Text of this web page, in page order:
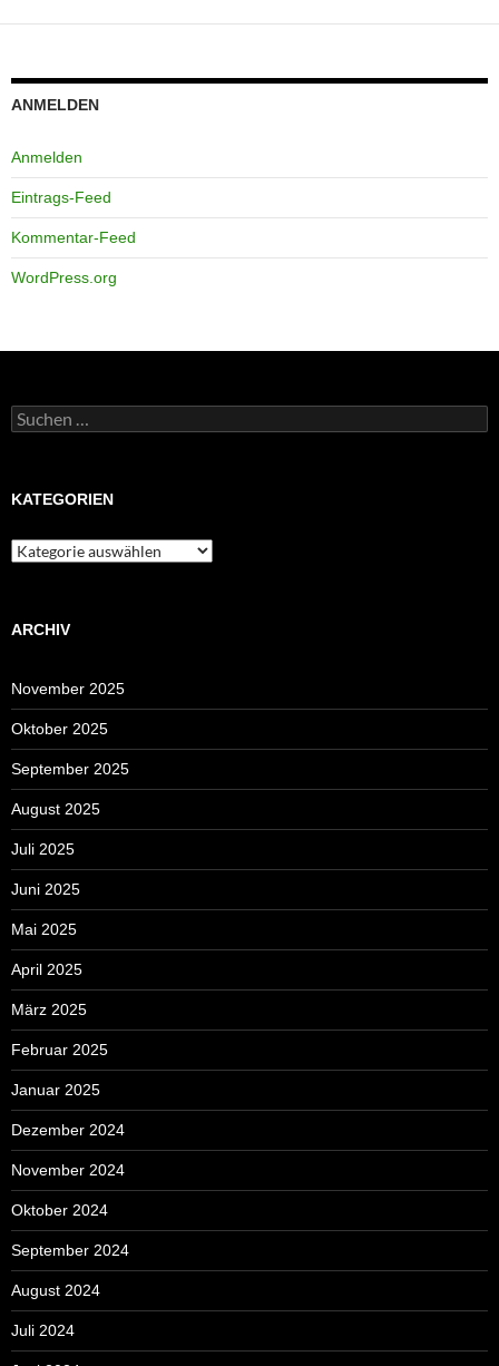
ANMELDEN
Anmelden
Eintrags-Feed
Kommentar-Feed
WordPress.org
Suchen
nach:
KATEGORIEN
Kategorien
ARCHIV
November 2025
Oktober 2025
September 2025
August 2025
Juli 2025
Juni 2025
Mai 2025
April 2025
März 2025
Februar 2025
Januar 2025
Dezember 2024
November 2024
Oktober 2024
September 2024
August 2024
Juli 2024